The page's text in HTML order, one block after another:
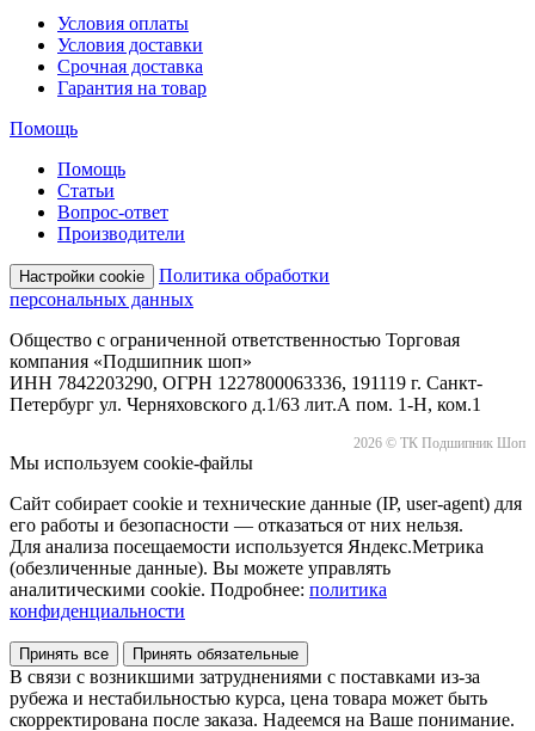
Условия оплаты
Условия доставки
Срочная доставка
Гарантия на товар
Помощь
Помощь
Статьи
Вопрос-ответ
Производители
Настройки cookie
Политика обработки
персональных данных
Общество с ограниченной ответственностью Торговая
компания «Подшипник шоп»
ИНН 7842203290, ОГРН 1227800063336, 191119 г. Санкт-
Петербург ул. Черняховского д.1/63 лит.А пом. 1-Н, ком.1
2026 © ТК Подшипник Шоп
Мы используем cookie-файлы
Сайт собирает cookie и технические данные (IP, user-agent) для
его работы и безопасности — отказаться от них нельзя.
Для анализа посещаемости используется Яндекс.Метрика
(обезличенные данные). Вы можете управлять
аналитическими cookie. Подробнее: политика
конфиденциальности
Принять все Принять обязательные
В связи с возникшими затруднениями с поставками из-за
рубежа и нестабильностью курса, цена товара может быть
скорректирована после заказа. Надеемся на Ваше понимание.